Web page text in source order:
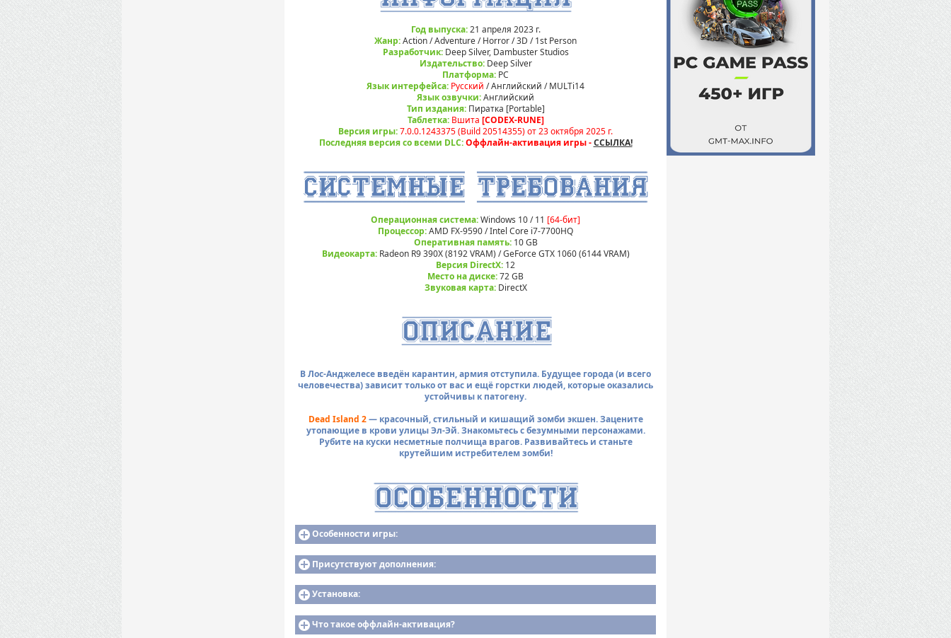
Год выпуска:21 апреля 2023 г.
Жанр:Action / Adventure / Horror / 3D / 1st Person
Разработчик:Deep Silver, Dambuster Studios
Издательство:Deep Silver
Платформа: РС
Язык интерфейса: Русский / Английский / MULTi14
Язык озвучки:Английский
Тип издания: Пиратка [Portable]
Таблетка: Вшита [CODEX-RUNE]
Версия игры:7.0.0.1243375 (Build 20514355) от 23 октября 2025 г.
Последняя версия со всеми DLC: Оффлайн-активация игры -ССЫЛКА!
Операционная система:Windows 10 / 11 [64-бит]
Процессор:AMD FX-9590 / Intel Core i7-7700HQ
Оперативная память:10 GB
Видеокарта:Radeon R9 390X (8192 VRAM) / GeForce GTX 1060 (6144 VRAM)
Версия DirectX: 12
Место на диске:72 GB
Звуковая карта:DirectX
В Лос-Анджелесе введён карантин, армия отступила. Будущее города (и всего
человечества) зависит только от вас и ещё горстки людей, которые оказались
устойчивы к патогену.
Dead Island 2— красочный, стильный и кишащий зомби экшен. Зацените
утопающие в крови улицы Эл-Эй. Знакомьтесь с безумными персонажами.
Рубите на куски несметные полчища врагов. Развивайтесь и станьте
крутейшим истребителем зомби!
Особенности игры:
Присутствуют дополнения:
Установка:
Что такое оффлайн-активация?